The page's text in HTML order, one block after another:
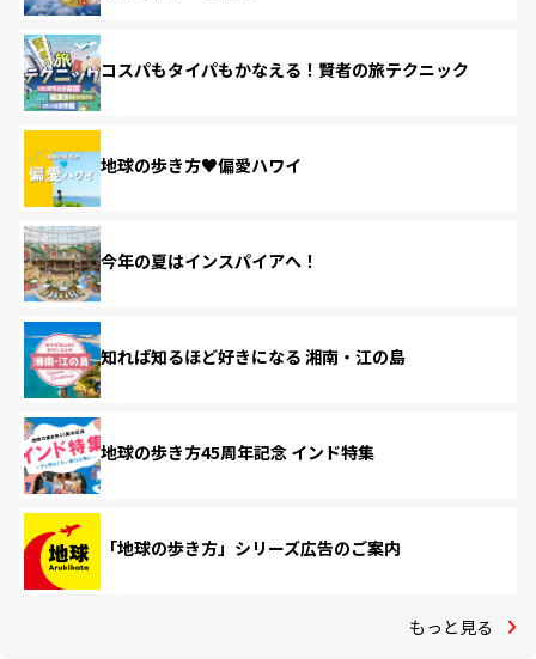
コスパもタイパもかなえる！賢者の旅テクニック
地球の歩き方♥偏愛ハワイ
今年の夏はインスパイアへ！
知れば知るほど好きになる 湘南・江の島
地球の歩き方45周年記念 インド特集
「地球の歩き方」シリーズ広告のご案内
もっと見る